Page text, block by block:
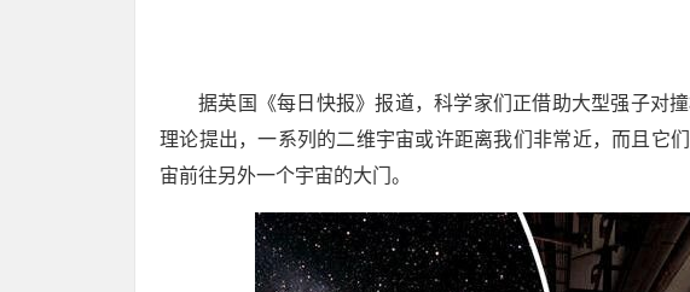
据英国《每日快报》报道，科学家们正借助大型强子对
理论提出，一系列的二维宇宙或许距离我们非常近，而且它
宙前往另外一个宇宙的大门。